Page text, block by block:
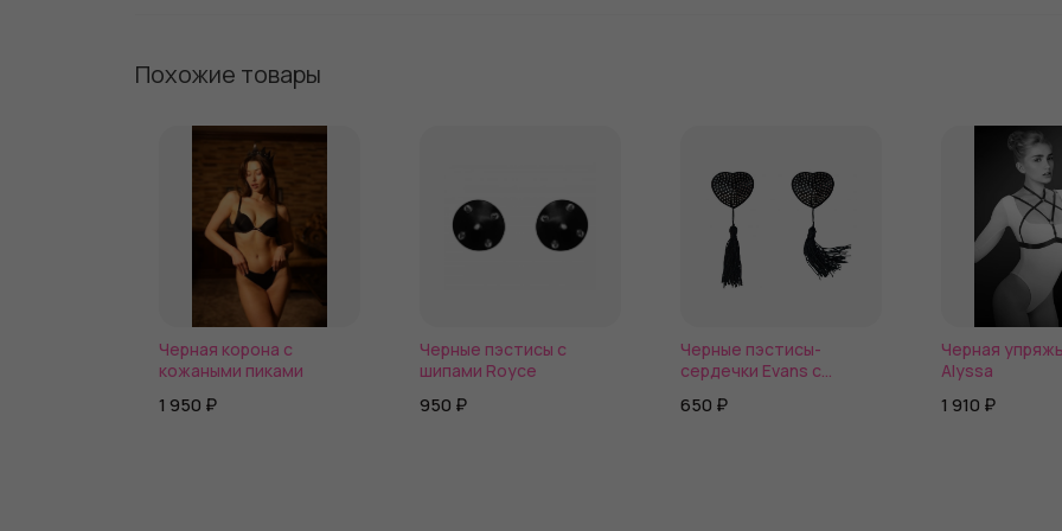
Похожие товары
Черная корона с
кожаными пиками
1 950 ₽
Черные пэстисы с
шипами Royce
950 ₽
Черные пэстисы-
сердечки Evans с
650 ₽
Черная
Alyssa
1 910 ₽